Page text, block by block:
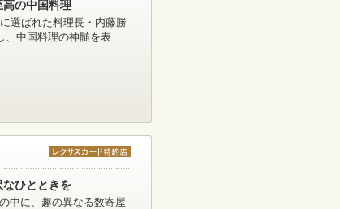
の中国料理
選ばれた料理長・内藤勝
、中国料理の神髄を表
ひとときを
中に、趣の異なる数寄屋